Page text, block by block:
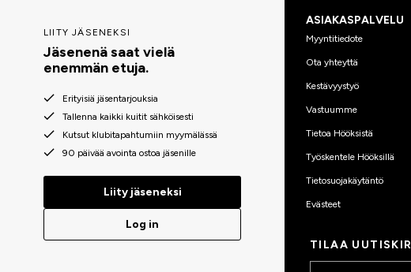
LIITY JÄSENEKSI
Jäsenenä saat vielä
enemmän etuja.
Erityisiä jäsentarjouksia
Tallenna kaikki kuitit sähköisesti
Kutsut klubitapahtumiin myymälässä
90 päivää avointa ostoa jäsenille
Liity jäseneksi
Log in
ASIAKASPALVELU
Myyntitiedote
Ota yhteyttä
Kestävyystyö
Vastuumme
Tietoa Hööksistä
Työskentele Hööksillä
Tietosuojakäytäntö
Evästeet
TILAA